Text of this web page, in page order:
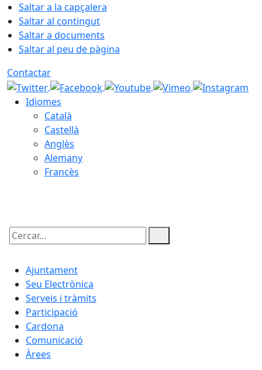
Saltar a la capçalera
Saltar al contingut
Saltar a documents
Saltar al peu de pàgina
Contactar
Idiomes
Català
Castellà
Anglès
Alemany
Francès
Cercar:
Ajuntament
Seu Electrònica
Serveis i tràmits
Participació
Cardona
Comunicació
Àrees